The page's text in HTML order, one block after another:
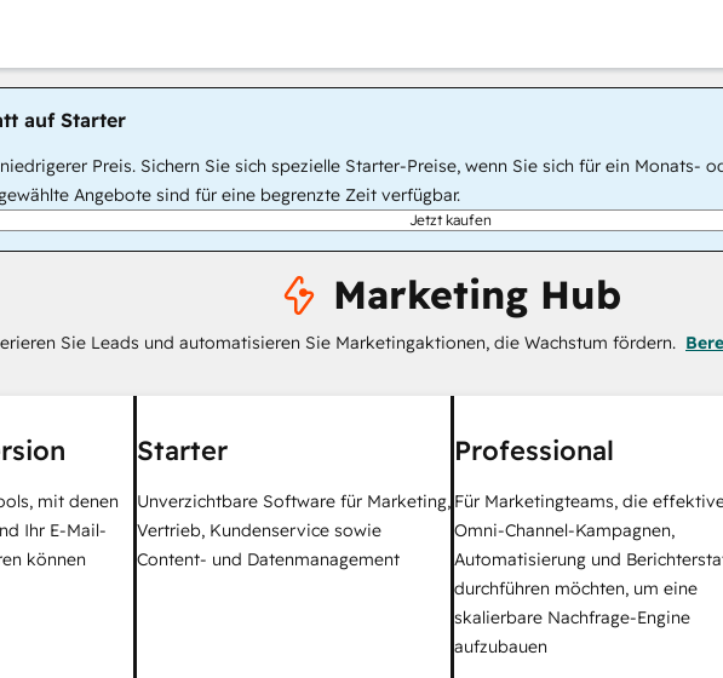
auf Starter
Preis. Sichern Sie sich spezielle Starter-Preise, wenn Sie sich für ein Monats-
Angebote sind für eine begrenzte Zeit verfügbar.
Jetzt kaufen
Marketing Hub
Sie Leads und automatisieren Sie Marketingaktionen, die Wachstum fördern.
mit denen
Ihr E-Mail-
können
Starter
Unverzichtbare Software für Marketing,
Vertrieb, Kundenservice sowie
Content- und Datenmanagement
Professional
Für Marketingteams, die
Omni-Channel-Kampagnen,
Automatisierung und
durchführen möchten, um eine
skalierbare Nachfrage-Engine
aufzubauen